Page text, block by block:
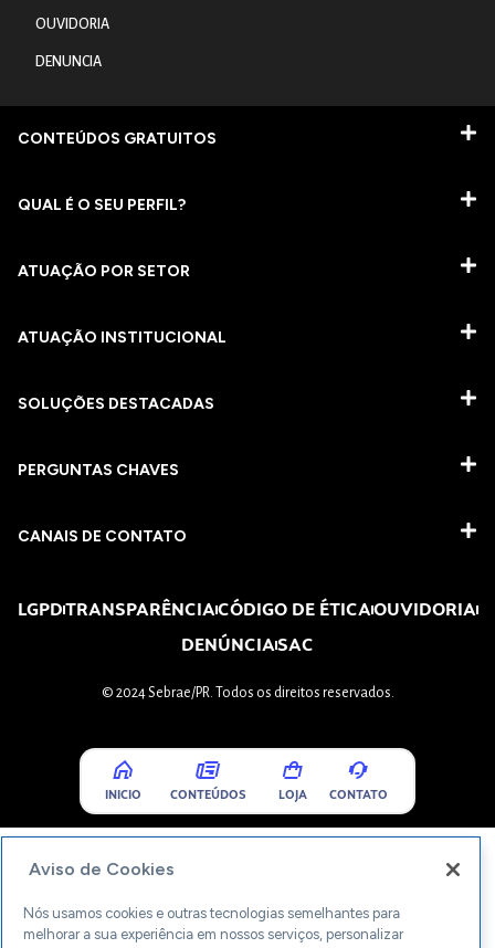
OUVIDORIA
DENUNCIA
CONTEÚDOS GRATUITOS
QUAL É O SEU PERFIL?
ATUAÇÃO POR SETOR
ATUAÇÃO INSTITUCIONAL
SOLUÇÕES DESTACADAS
PERGUNTAS CHAVES​
CANAIS DE CONTATO
LGPDTRANSPARÊNCIACÓDIGO DE ÉTICAOUVIDORIA
DENÚNCIASAC
© 2024 Sebrae/PR. Todos os direitos reservados.
INICIO CONTEÚDOS LOJA CONTATO
Aviso de Cookies
Nós usamos cookies e outras tecnologias semelhantes para
melhorar a sua experiência em nossos serviços, personalizar